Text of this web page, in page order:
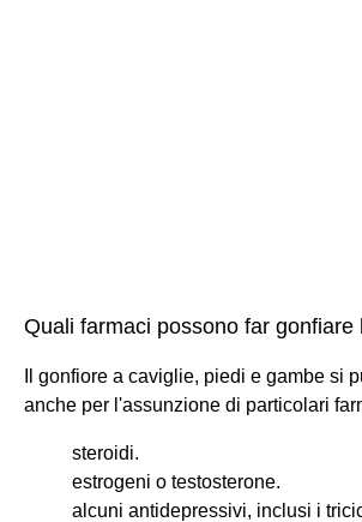
Quali farmaci possono far gonfiare
Il gonfiore a caviglie, piedi e gambe si
anche per l'assunzione di particolari
steroidi.
estrogeni o testosterone.
alcuni antidepressivi, inclusi i